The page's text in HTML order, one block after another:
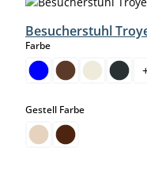
Besucherstuhl
Farbeauswählen
Gestell Farbeauswählen